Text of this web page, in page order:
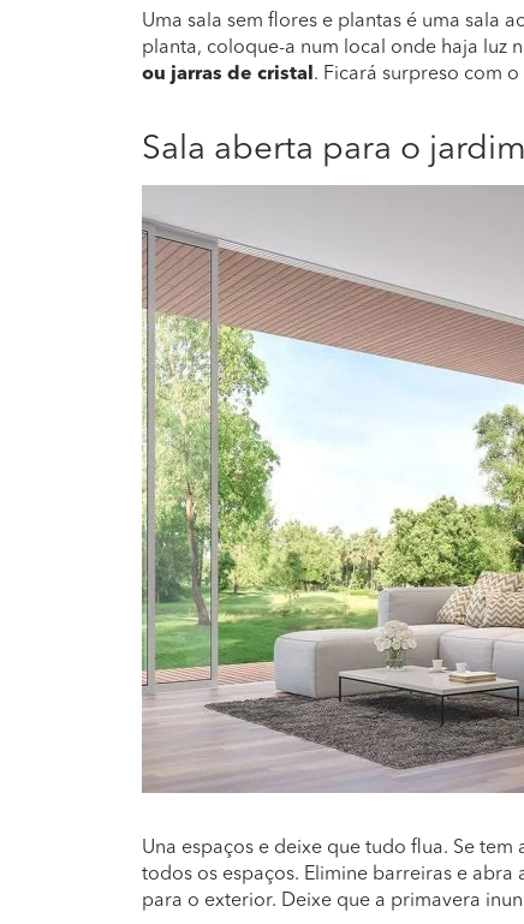
Uma sala sem flores e plantas é uma sala
planta, coloque-a num local onde haja luz
ou jarras de cristal . Ficará surpreso com
Sala aberta para o jardim
Una espaços e deixe que tudo flua. Se
todos os espaços. Elimine barreiras e
para o exterior. Deixe que a primavera